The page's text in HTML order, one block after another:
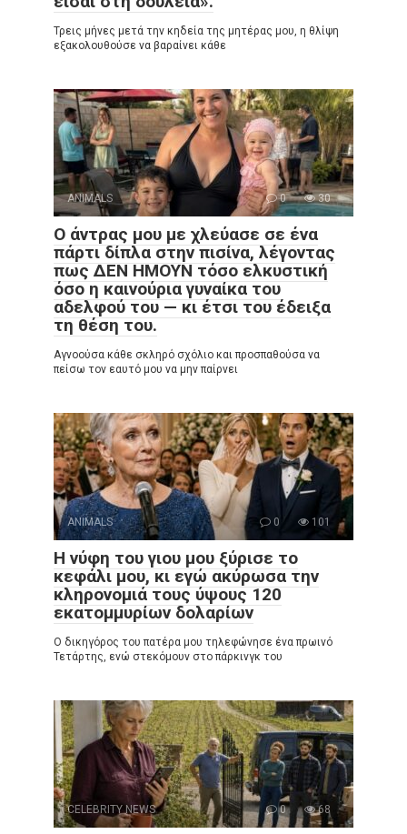
Τρεις μήνες μετά την κηδεία της μητέρας μου, η θλίψη
εξακολουθούσε να βαραίνει κάθε
ANIMALS 0 30
Ο άντρας μου με χλεύασε σε ένα
πάρτι δίπλα στην πισίνα, λέγοντας
πως ΔΕΝ ΗΜΟΥΝ τόσο ελκυστική
όσο η καινούρια γυναίκα του
αδελφού του — κι έτσι του έδειξα
τη θέση του.
Αγνοούσα κάθε σκληρό σχόλιο και προσπαθούσα να
πείσω τον εαυτό μου να μην παίρνει
ANIMALS 0 101
Η νύφη του γιου μου ξύρισε το
κεφάλι μου, κι εγώ ακύρωσα την
κληρονομιά τους ύψους 120
εκατομμυρίων δολαρίων
Ο δικηγόρος του πατέρα μου τηλεφώνησε ένα πρωινό
Τετάρτης, ενώ στεκόμουν στο πάρκινγκ του
CELEBRITY NEWS 0 68